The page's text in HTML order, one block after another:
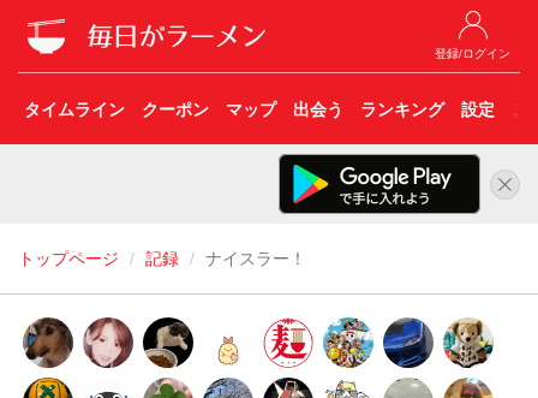
登録/ログイン
タイムライン クーポン マップ 出会う ランキング 設定 こ
トップページ 記録 ナイスラー！